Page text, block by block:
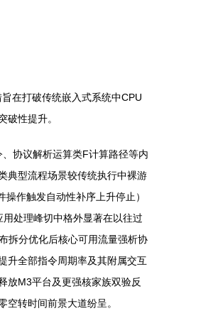
在打破传统嵌入式系统中CPU
性提升。
协议解析运算类F计算路径等内
典型流程场景较传统执行中裸游
作触发自动性补序上升停止）
处理峰切中格外显著在以往过
拆分优化后核心可用流量强析协
升全部指令周期率及其附属交互
放M3平台及更强核家族双验反
转时间前景大道纷呈。